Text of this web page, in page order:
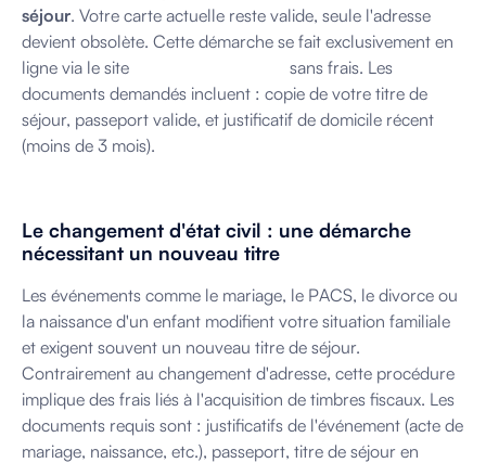
séjour. Votre carte actuelle reste valide, seule l'adresse
devient obsolète. Cette démarche se fait exclusivement en
ligne via le site
sans frais. Les
documents demandés incluent : copie de votre titre de
séjour, passeport valide, et justificatif de domicile récent
(moins de 3 mois).
Le changement d'état civil : une démarche
nécessitant un nouveau titre
Les événements comme le mariage, le PACS, le divorce ou
la naissance d'un enfant modifient votre situation familiale
et exigent souvent un nouveau titre de séjour.
Contrairement au changement d'adresse, cette procédure
implique des frais liés à l'acquisition de timbres fiscaux. Les
documents requis sont : justificatifs de l'événement (acte de
mariage, naissance, etc.), passeport, titre de séjour en